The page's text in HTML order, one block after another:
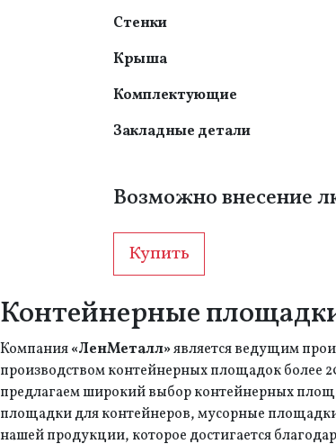
Стенки
Крыша
Комплектующие
Закладные детали
Возможно внесение
Купить
Контейнерные
Компания«ЛенМеталл»является ведущим
производством контейнерных площадок более
предлагаем широкий выбор контейнерных
площадки для контейнеров, мусорные площадки
нашей продукции, которое достигается